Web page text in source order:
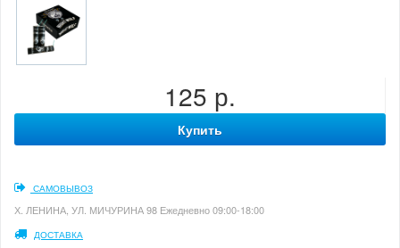
125 р.
Купить
САМОВЫВОЗ
Х. ЛЕНИНА, УЛ. МИЧУРИНА 98 Ежедневно 09:00-18:00
ДОСТАВКА